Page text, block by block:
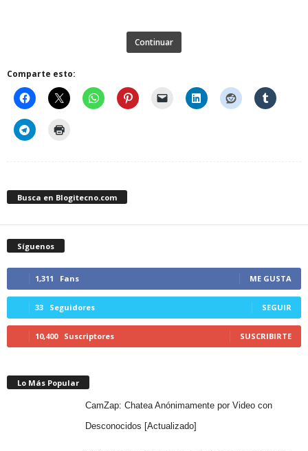
Continuar
Comparte esto:
Busca en Blogitecno.com
Síguenos
1,311 Fans ME GUSTA
33 Seguidores SEGUIR
10,400 Suscriptores SUSCRIBIRTE
Lo Más Popular
CamZap: Chatea Anónimamente por Video con
Desconocidos [Actualizado]